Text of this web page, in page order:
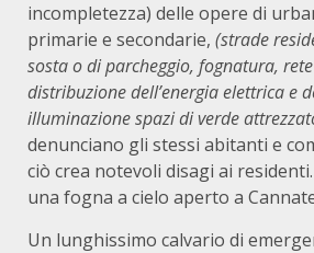
incompletezza) delle opere di
primarie e secondarie, (strade
sosta o di parcheggio, fognatura,
distribuzione dell’energia elettrica e
illuminazione spazi di verde
denunciano gli stessi abitanti e
ciò crea notevoli disagi ai residenti.
una fogna a cielo aperto a
Un lunghissimo calvario di